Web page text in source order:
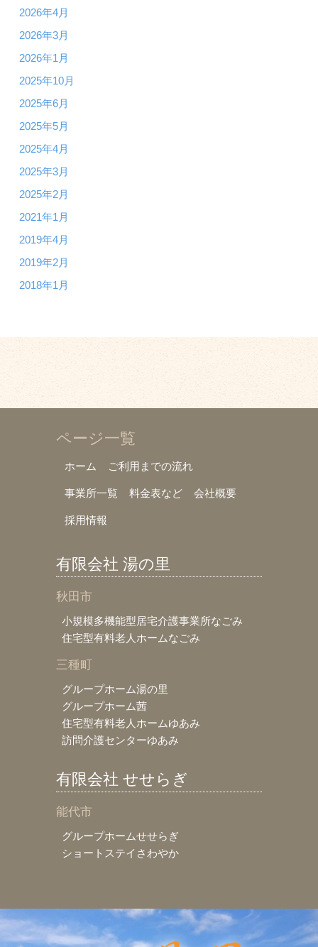
2026年4月
2026年3月
2026年1月
2025年10月
2025年6月
2025年5月
2025年4月
2025年3月
2025年2月
2021年1月
2019年4月
2019年2月
2018年1月
ページ一覧
ホーム ご利用までの流れ
事業所一覧 料金表など 会社概要
採用情報
有限会社 湯の里
秋田市
小規模多機能型居宅介護事業所なごみ
住宅型有料老人ホームなごみ
三種町
グループホーム湯の里
グループホーム茜
住宅型有料老人ホームゆあみ
訪問介護センターゆあみ
有限会社 せせらぎ
能代市
グループホームせせらぎ
ショートステイさわやか